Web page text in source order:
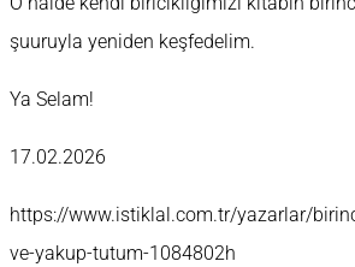
şuuruyla yeniden keşfedelim.
Ya Selam!
17.02.2026
https://www.istiklal.com.tr/yazarlar/
ve-yakup-tutum-1084802h